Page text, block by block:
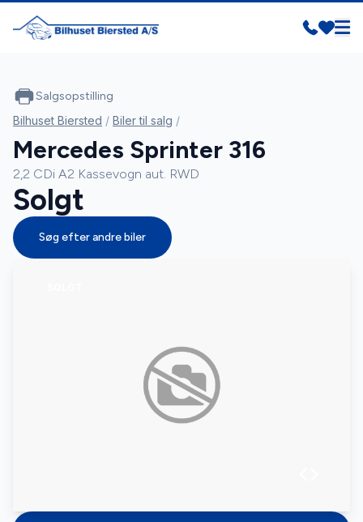
Salgsopstilling
Bilhuset Biersted / Biler til salg /
Mercedes Sprinter 316
2,2 CDi A2 Kassevogn aut. RWD
Solgt
Søg efter andre biler